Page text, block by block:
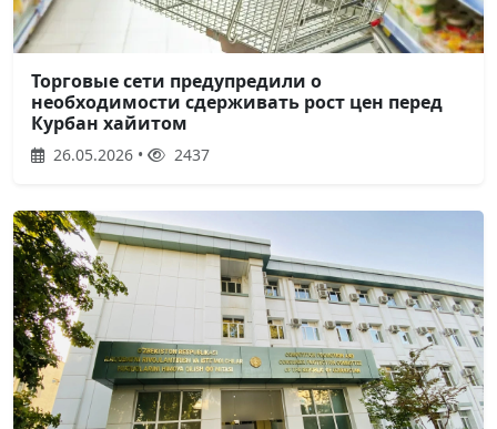
Торговые сети предупредили о
необходимости сдерживать рост цен перед
Курбан хайитом
26.05.2026 • 2437